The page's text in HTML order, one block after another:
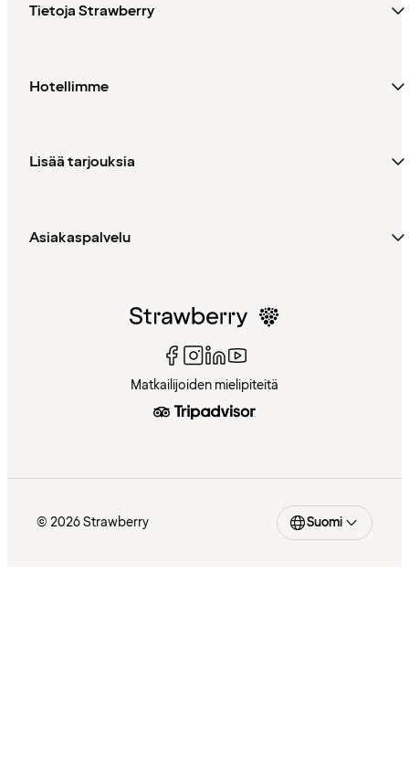
Tietoja Strawberry
Hotellimme
Lisää tarjouksia
Asiakaspalvelu
Matkailijoiden mielipiteitä
© 2026 Strawberry Suomi